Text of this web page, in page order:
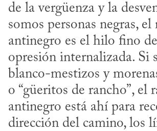
de la vergüenza y la
somos personas negras, el
antinegro es el hilo fino
opresión internalizada. Si
blanco-mestizos y
o “güeritos de rancho”, el
antinegro está ahí para
dirección del camino, los